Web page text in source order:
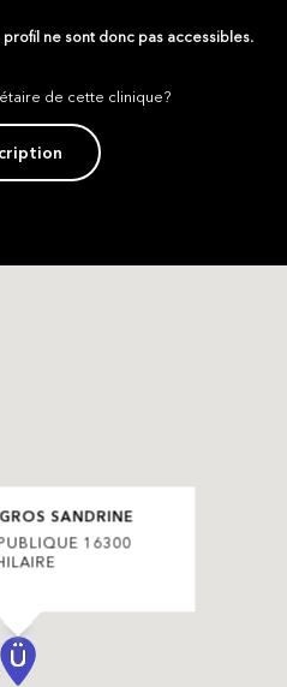
ne sont donc pas accessibles.
de cette clinique?
SANDRINE
16300